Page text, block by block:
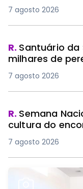
7 agosto 2026
R. Santuário da
milhares de
7 agosto 2026
R. Semana
cultura do
7 agosto 2026